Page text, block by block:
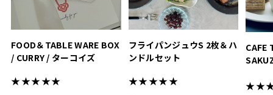
FOOD＆TABLE WARE BOX
/ CURRY / ターコイズ
★★★★★
フライパンジュウS 2枚＆ハ
ンドルセット
★★★★★
CAFE